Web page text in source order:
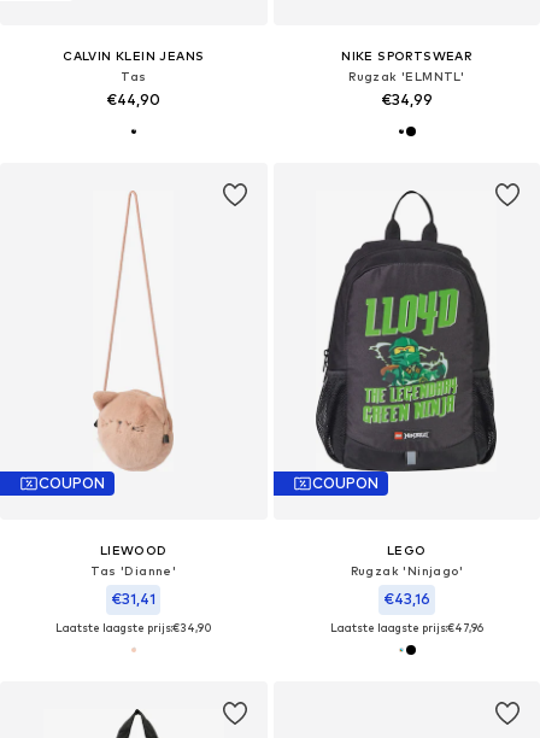
CALVIN KLEIN JEANS
Tas
€44,90
NIKE SPORTSWEAR
Rugzak 'ELMNTL'
€34,99
COUPON
LIEWOOD
Tas 'Dianne'
€31,41
Laatste laagste prijs:€34,90
COUPON
LEGO
Rugzak 'Ninjago'
€43,16
Laatste laagste prijs:€47,96